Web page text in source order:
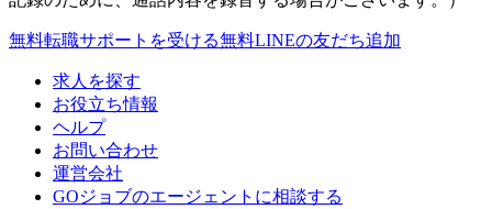
無料転職サポートを受ける無料LINEの友だち追加
求人を探す
お役立ち情報
ヘルプ
お問い合わせ
運営会社
GOジョブのエージェントに相談する